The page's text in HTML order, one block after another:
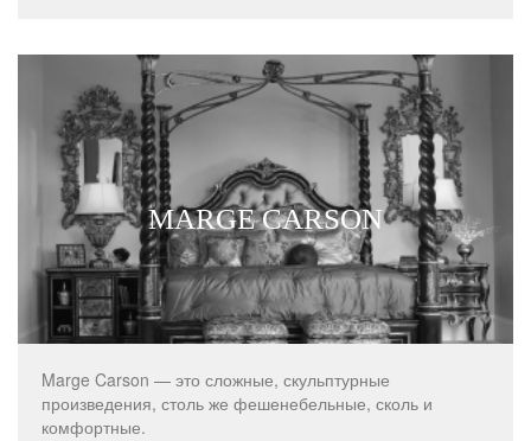
MARGE CARSON
Marge Carson — это сложные, скульптурные
произведения, столь же фешенебельные, сколь и
комфортные.